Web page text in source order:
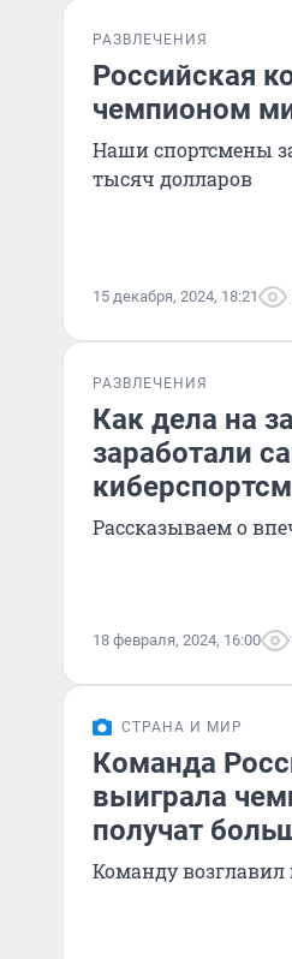
РАЗВЛЕЧЕНИЯ
Российская
чемпионом
Наши спортсмены
тысяч долларов
15 декабря, 2024, 18:21
РАЗВЛЕЧЕНИЯ
Как дела на
заработали
Рассказываем о
18 февраля, 2024, 16:00
СТРАНА И МИР
Команда
выиграла
получат
Команду